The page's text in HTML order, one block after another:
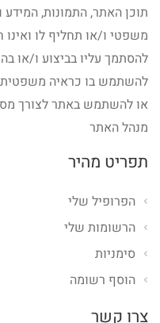
תוכן האתר, התמונות, המידע
משפטי ו/או תחליף לו ואינו
להסתמך עליו בביצוע ו/או
להשתמש בו כראיה משפטית
או להשתמש באתר לצורך
מנהל האתר
תפריט מהיר
הפרופיל שלי
הרשומות שלי
סימניות
הוסף רשומה
צרו קשר